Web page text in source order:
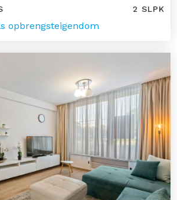
2 SLPK
opbrengsteigendom